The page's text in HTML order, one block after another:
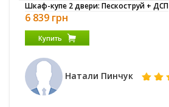
Шкаф-купе 2 двери: Пескоструй + ДСП
6 839 грн
Купить
Натали Пинчук